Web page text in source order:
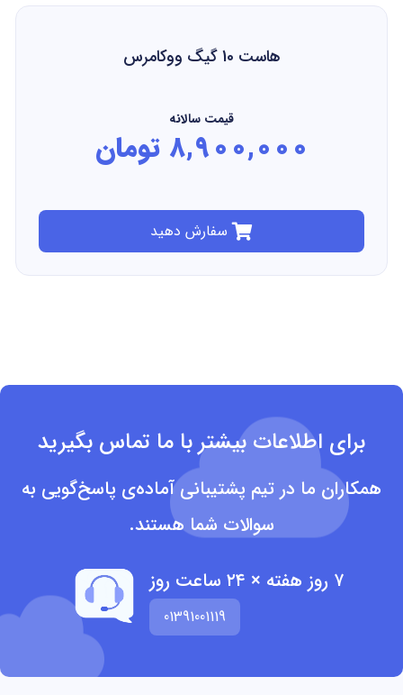
قیمت سالانه
8,900,000 تومان
سفارش دهید
اطلاعات بیشتر با ما تماس بگیرید
ما در تیم پشتیبانی آماده‌ی پاسخ‌گویی به
سوالات شما هستند.
01391001119